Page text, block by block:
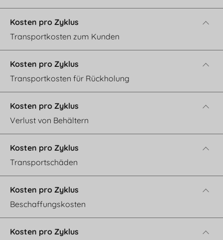
Transportkosten zum Kunden
Transportkosten für Rückholung
Verlust von Behältern
Transportschäden
Beschaffungskosten